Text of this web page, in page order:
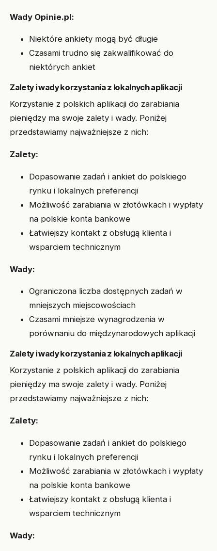
Wady Opinie.pl:
Niektóre ankiety mogą być długie
Czasami trudno się zakwalifikować do
niektórych ankiet
Zalety i wady korzystania z lokalnych aplikacji
Korzystanie z polskich aplikacji do zarabiania
pieniędzy ma swoje zalety i wady. Poniżej
przedstawiamy najważniejsze z nich:
Zalety:
Dopasowanie zadań i ankiet do polskiego
rynku i lokalnych preferencji
Możliwość zarabiania w złotówkach i wypłaty
na polskie konta bankowe
Łatwiejszy kontakt z obsługą klienta i
wsparciem technicznym
Wady:
Ograniczona liczba dostępnych zadań w
mniejszych miejscowościach
Czasami mniejsze wynagrodzenia w
porównaniu do międzynarodowych aplikacji
Zalety i wady korzystania z lokalnych aplikacji
Korzystanie z polskich aplikacji do zarabiania
pieniędzy ma swoje zalety i wady. Poniżej
przedstawiamy najważniejsze z nich:
Zalety:
Dopasowanie zadań i ankiet do polskiego
rynku i lokalnych preferencji
Możliwość zarabiania w złotówkach i wypłaty
na polskie konta bankowe
Łatwiejszy kontakt z obsługą klienta i
wsparciem technicznym
Wady: